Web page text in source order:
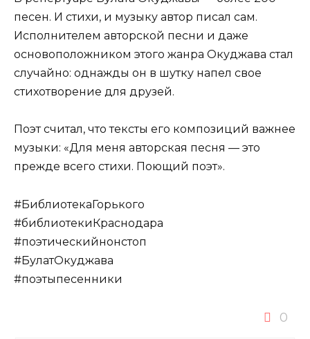
песен. И стихи, и музыку автор писал сам.
Исполнителем авторской песни и даже
основоположником этого жанра Окуджава стал
случайно: однажды он в шутку напел свое
стихотворение для друзей.
Поэт считал, что тексты его композиций важнее
музыки: «Для меня авторская песня — это
прежде всего стихи. Поющий поэт».
#БиблиотекаГорького
#библиотекиКраснодара
#поэтическийнонстоп
#БулатОкуджава
#поэтыпесенники
0